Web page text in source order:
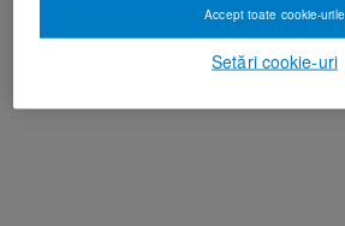
Setări cookie-uri
Accept toate cookie-urile